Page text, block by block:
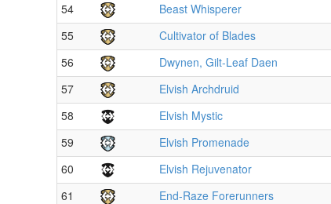
54
Beast Whisperer
55
Cultivator of Blades
56
Dwynen, Gilt-Leaf Daen
57
Elvish Archdruid
58
Elvish Mystic
59
Elvish Promenade
60
Elvish Rejuvenator
61
End-Raze Forerunners